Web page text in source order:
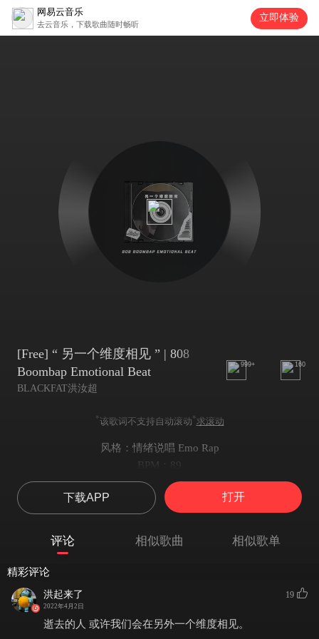
网易云音乐
去云音乐，下载歌曲随时畅听
立即体验
[Free] “ 另一个维度相见 ” | 808
Boombap Emotional Beat
BLACKFAT洪汝超
999+ 160
*该歌词不支持自动滚动*求滚动
风格：情绪说唱 Emo Rap
BPM：89
KEY：
-音名：B
-调号：无
-调式：Minor
Beat说明：编曲：BLACKFAT洪汝超
发歌歌名必须后缀署名（Prod.by BLACKFAT洪汝超）
歌词栏注明编曲：BLACKFAT洪汝超
下载APP 打开
评论 相似歌曲 相似歌单
精彩评论
洪起来了
2022年4月2日
19
逝去的人 或许我们会在另外一个维度相见。